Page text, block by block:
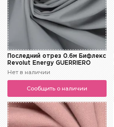
Последний отрез 0.6м Бифлекс
Revolut Energy GUERRIERO
Нет в наличии
Сообщить о наличии